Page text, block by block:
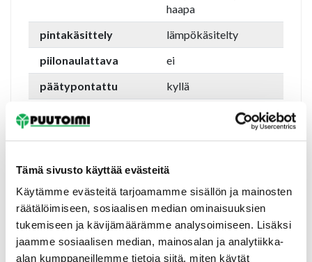
Tämä sivusto käyttää evästeitä
Käytämme evästeitä tarjoamamme sisällön ja mainosten
räätälöimiseen, sosiaalisen median ominaisuuksien
tukemiseen ja kävijämäärämme analysoimiseen. Lisäksi
jaamme sosiaalisen median, mainosalan ja analytiikka-
alan kumppaneillemme tietoja siitä, miten käytät
haapa
pintakäsittely
lämpökäsitelty
piilonaulattava
ei
päätypontattu
kyllä
soveltuu kosteisiin
kyllä
asennusympäristö
toimittaja
Thermory
puutoimen koodi
1500 mm =
63198